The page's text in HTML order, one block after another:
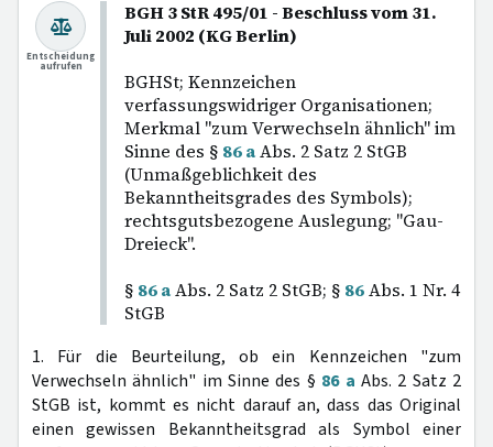
BGH 3 StR 495/01 - Beschluss vom 31.
Juli 2002 (KG Berlin)
BGHSt; Kennzeichen
verfassungswidriger Organisationen;
Merkmal "zum Verwechseln ähnlich" im
Sinne des § 86 aAbs. 2 Satz 2 StGB
(Unmaßgeblichkeit des
Bekanntheitsgrades des Symbols);
rechtsgutsbezogene Auslegung; "Gau-
Dreieck".
§ 86 aAbs. 2 Satz 2 StGB; § 86Abs. 1 Nr. 4
StGB
Entscheidung
aufrufen
1. Für die Beurteilung, ob ein Kennzeichen "zum
Verwechseln ähnlich" im Sinne des § 86 a Abs. 2 Satz 2
StGB ist, kommt es nicht darauf an, dass das Original
einen gewissen Bekanntheitsgrad als Symbol einer